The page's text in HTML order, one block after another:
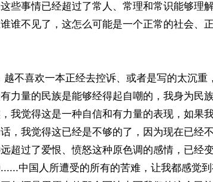
些事情已经超过了常人、常理和常识能够理
谁不见了，这怎么可能是一个正常的社会、
越不喜欢一本正经去控诉、或者是写的太沉重
力量的民族是能够经得起自嘲的，我身为民
我觉得这是一种自信和有力量的表现，如果
，我觉得这已经是不够的了，因为现在已经
超过了爱恨、愤怒这种原色调的感情，已经
中国人所遭受的所有的苦难，让我都感觉